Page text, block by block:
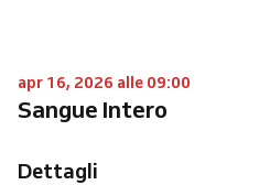
apr 16, 2026 alle 09:00
Sangue Intero
Dettagli